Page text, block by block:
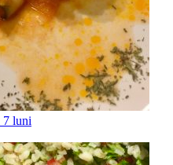
7 luni